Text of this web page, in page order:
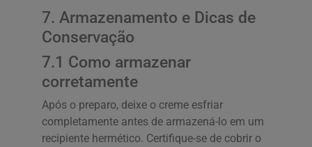
7. Armazenamento e Dicas de
Conservação
7.1 Como armazenar
corretamente
Após o preparo, deixe o creme esfriar
completamente antes de armazená-lo em um
recipiente hermético. Certifique-se de cobrir o